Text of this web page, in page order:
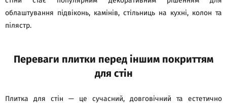
облаштування підвіконь, камінів, стільниць на кухні, колон та
пілястр.
Переваги плитки перед іншим покриттям
для стін
Плитка для стін — це сучасний, довговічний та естетично